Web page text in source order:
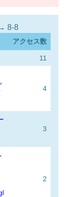
8-8
アクセス数
11
4
3
2